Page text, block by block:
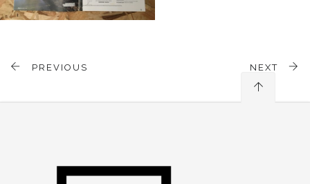
PREVIOUS NEXT